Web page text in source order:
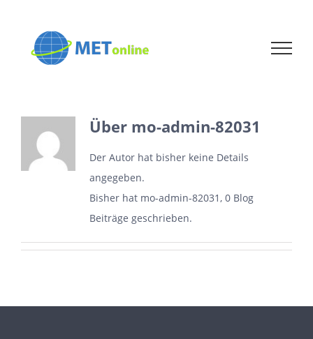
springen
Über mo-admin-82031
Der Autor hat bisher keine Details
angegeben.
Bisher hat mo-admin-82031, 0 Blog
Beiträge geschrieben.